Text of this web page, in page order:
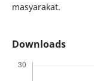
masyarakat.
Downloads